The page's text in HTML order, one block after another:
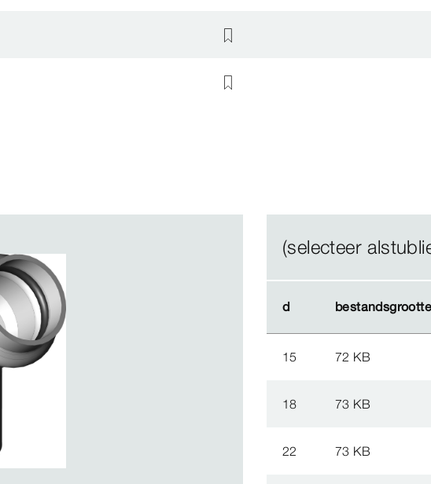
(selecteer
d bestandsgrootte
d bestandsgrootte
15 72 KB
18 73 KB
22 73 KB